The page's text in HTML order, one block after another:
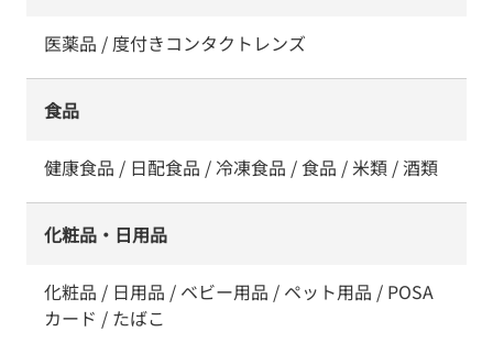
医薬品 / 度付きコンタクトレンズ
食品
健康食品 / 日配食品 / 冷凍食品 / 食品 / 米類 / 酒類
化粧品・日用品
化粧品 / 日用品 / ベビー用品 / ペット用品 / POSA
カード / たばこ